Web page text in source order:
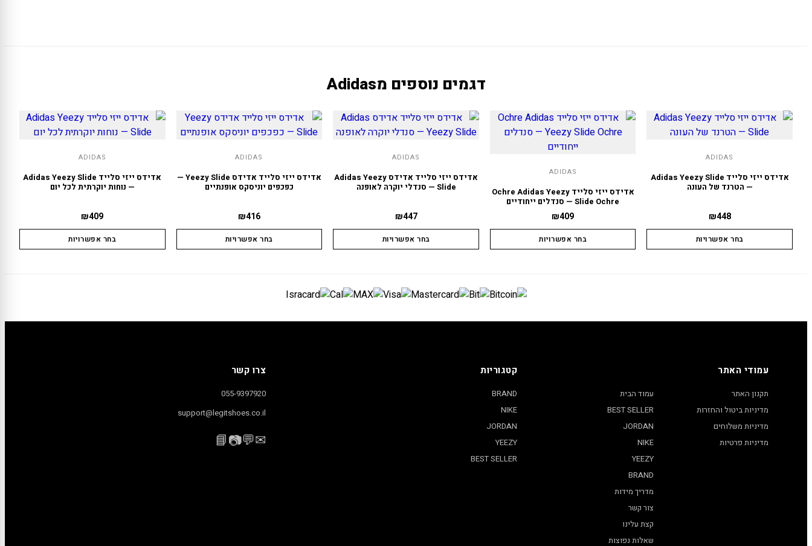
דגמים נוספים מAdidas
ADIDAS
אדידס ייזי סלייד Adidas Yeezy Slide
— הטרנד של העונה
₪448
בחר אפשרויות
ADIDAS
אדידס ייזי סלייד Ochre Adidas Yeezy
Slide Ochre — סנדלים ייחודיים
₪409
בחר אפשרויות
ADIDAS
אדידס ייזי סלייד אדידס Adidas Yeezy
Slide — סנדלי יוקרה לאופנה
₪447
בחר אפשרויות
ADIDAS
אדידס ייזי סלייד אדידס Yeezy Slide —
כפכפים יוניסקס אופנתיים
₪416
בחר אפשרויות
ADIDAS
אדידס ייזי סלייד Adidas Yeezy Slide
— נוחות יוקרתית לכל יום
₪409
בחר אפשרויות
עמודי האתר
תקנון האתר
מדיניות ביטול והחזרות
מדיניות משלוחים
מדיניות פרטיות
עמוד הבית
BEST SELLER
JORDAN
NIKE
YEEZY
BRAND
מדריך מידות
צור קשר
קצת עלינו
שאלות נפוצות
קטגוריות
BRAND
NIKE
JORDAN
YEEZY
BEST SELLER
צרו קשר
055-9397920
support@legitshoes.co.il
✉
💬
📷
📘